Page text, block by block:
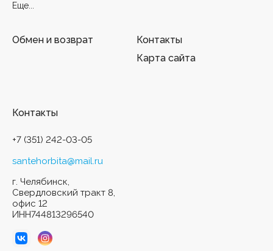
Еще...
Обмен и возврат
Контакты
Карта сайта
Контакты
+7 (351) 242-03-05
santehorbita@mail.ru
г. Челябинск,
Свердловский тракт 8,
офис 12
ИНН744813296540